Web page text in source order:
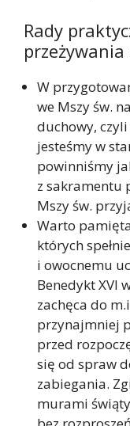
Rady
W
we Mszy św.
duchowy, czyli
jesteśmy w
powinniśmy
z sakramentu
Mszy św.
Warto
których
i owocnemu
Benedykt XVI
zachęca do
przynajmniej
przed
się od spraw
zabiegania.
murami